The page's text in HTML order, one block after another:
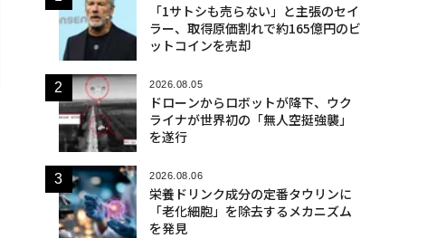
「1サトシも売らない」と主張のセイ
ラー、取得原価割れで約165億円のビ
ットコインを売却
2026.08.05
ドローンからロボットが降下、ウク
ライナが世界初の「無人空挺強襲」
を遂行
2026.08.06
栄養ドリンク成分の定番タウリンに
「老化細胞」を除去するメカニズム
を発見